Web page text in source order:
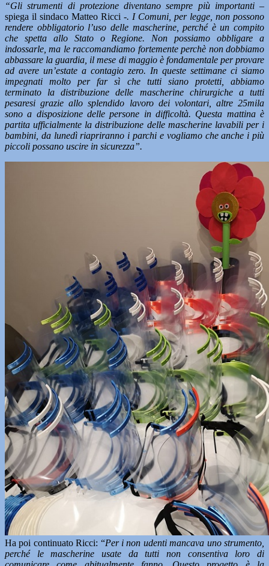
“Gli strumenti di protezione diventano sempre più importanti –
spiega il sindaco Matteo Ricci -. I Comuni, per legge, non possono
rendere obbligatorio l’uso delle mascherine, perché è un compito
che spetta allo Stato o Regione. Non possiamo obbligare a
indossarle, ma le raccomandiamo fortemente perchè non dobbiamo
abbassare la guardia, il mese di maggio è fondamentale per provare
ad avere un’estate a contagio zero. In queste settimane ci siamo
impegnati molto per far sì che tutti siano protetti, abbiamo
terminato la distribuzione delle mascherine chirurgiche a tutti
pesaresi grazie allo splendido lavoro dei volontari, altre 25mila
sono a disposizione delle persone in difficoltà. Questa mattina è
partita ufficialmente la distribuzione delle mascherine lavabili per i
bambini, da lunedì riapriranno i parchi e vogliamo che anche i più
piccoli possano uscire in sicurezza”.
Ha poi continuato Ricci: “Per i non udenti mancava uno strumento,
perché le mascherine usate da tutti non consentiva loro di